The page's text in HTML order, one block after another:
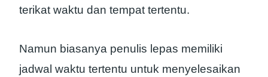
terikat waktu dan tempat tertentu.
Namun biasanya penulis lepas memiliki
jadwal waktu tertentu untuk menyelesaikan